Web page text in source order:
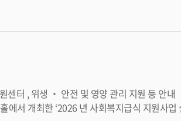
어가겠다 ” 며 “ 앞으로도 완주군과 긴밀히
유희태 완주군수는 “ 지역사회
신 초록우산 전북지